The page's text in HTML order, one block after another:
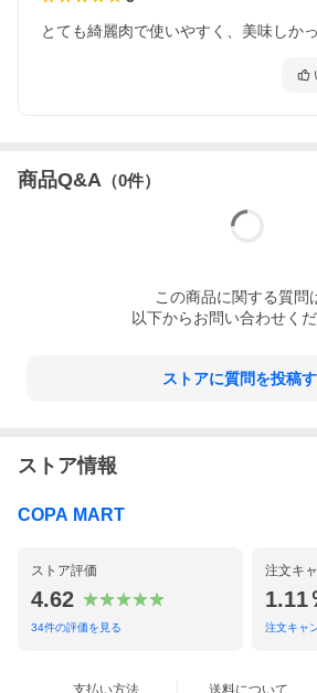
とても綺麗肉で使いやすく、美味しかっ
商品Q&A （0件）
この商品に関する質問
以下からお問い合わせくだ
ストアに質問を投稿
ストア情報
COPA MART
ストア評価
4.62
34件の評価を見る
注文キ
1.11
注文キャ